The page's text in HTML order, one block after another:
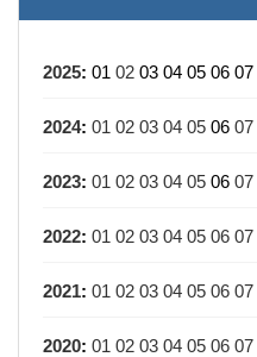
2025: 01 02 03 04 05 06 07
2024: 01 02 03 04 05 06 07
2023: 01 02 03 04 05 06 07
2022: 01 02 03 04 05 06 07
2021: 01 02 03 04 05 06 07
2020: 01 02 03 04 05 06 07